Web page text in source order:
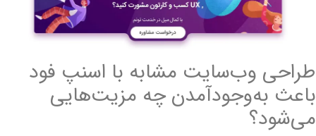
طراحی وب‌سایت مشابه با اسنپ فود
باعث به‌وجودآمدن چه مزیت‌هایی
می‌شود؟